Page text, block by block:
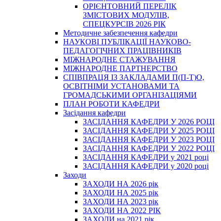
ОРІЄНТОВНИЙ ПЕРЕЛІК
ЗМІСТОВИХ МОДУЛІВ,
СПЕЦКУРСІВ 2026 РІК
Методичне забезпечення кафедри
НАУКОВІ ПУБЛІКАЦІЇ НАУКОВО-
ПЕДАГОГІЧНИХ ПРАЦІВНИКІВ
МІЖНАРОДНЕ СТАЖУВАННЯ
МІЖНАРОДНЕ ПАРТНЕРСТВО
СПІВПРАЦЯ ІЗ ЗАКЛАДАМИ П(П-Т)О,
ОСВІТНІМИ УСТАНОВАМИ ТА
ГРОМАДСЬКИМИ ОРГАНІЗАЦІЯМИ
ПЛАН РОБОТИ КАФЕДРИ
Засідання кафедри
ЗАСІДАННЯ КАФЕДРИ У 2026 РОЦІ
ЗАСІДАННЯ КАФЕДРИ У 2025 РОЦІ
ЗАСІДАННЯ КАФЕДРИ У 2023 РОЦІ
ЗАСІДАННЯ КАФЕДРИ У 2022 РОЦІ
ЗАСІДАННЯ КАФЕДРИ у 2021 році
ЗАСІДАННЯ КАФЕДРИ у 2020 році
Заходи
ЗАХОДИ НА 2026 рік
ЗАХОДИ НА 2025 рік
ЗАХОДИ НА 2023 рік
ЗАХОДИ НА 2022 РІК
ЗАХОДИ на 2021 рік